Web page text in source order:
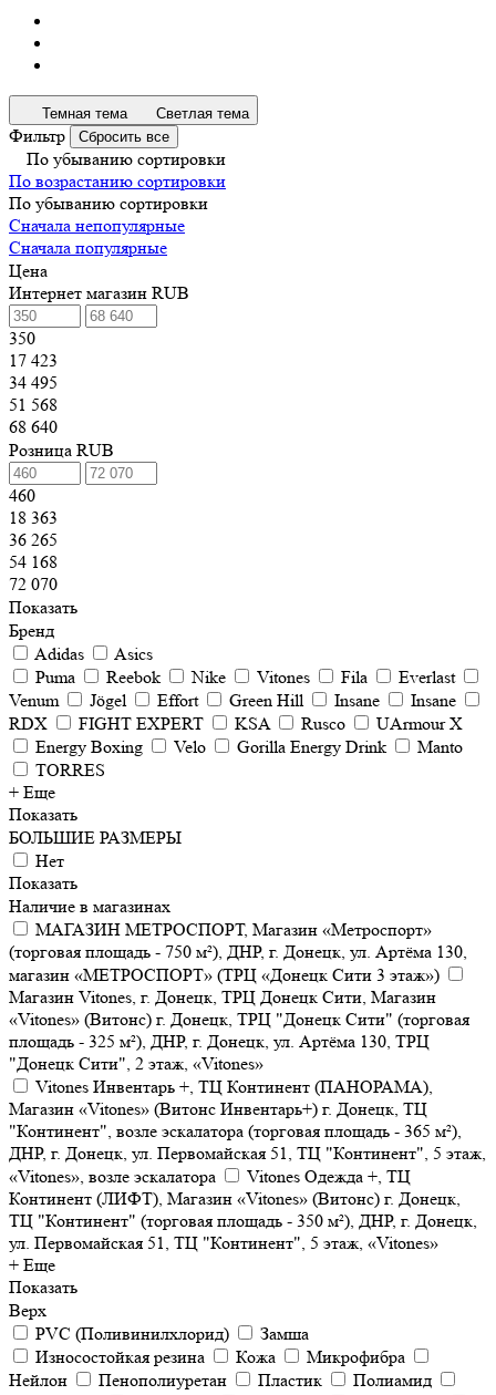
Темная тема Светлая тема
Фильтр Сбросить все
По убыванию сортировки
По возрастанию сортировки
По убыванию сортировки
Сначала непопулярные
Сначала популярные
Цена
Интернет магазин RUB
350
17 423
34 495
51 568
68 640
Розница RUB
460
18 363
36 265
54 168
72 070
Показать
Бренд
Adidas
Asics
Puma
Reebok Nike Vitones Fila
Everlast
Venum
Jögel Effort Green Hill Insane
Insane
RDX
FIGHT EXPERT KSA Rusco
UArmour X
Energy Boxing
Velo Gorilla Energy Drink
Manto
TORRES
+ Еще
Показать
БОЛЬШИЕ РАЗМЕРЫ
Нет
Показать
Наличие в магазинах
МАГАЗИН МЕТРОСПОРТ, Магазин «Метроспорт»
(торговая площадь - 750 м²), ДНР, г. Донецк, ул. Артёма 130,
магазин «МЕТРОСПОРТ» (ТРЦ «Донецк Сити 3 этаж»)
Магазин Vitones, г. Донецк, ТРЦ Донецк Сити, Магазин
«Vitones» (Витонс) г. Донецк, ТРЦ "Донецк Сити" (торговая
площадь - 325 м²), ДНР, г. Донецк, ул. Артёма 130, ТРЦ
"Донецк Сити", 2 этаж, «Vitones»
Vitones Инвентарь +, ТЦ Континент (ПАНОРАМА),
Магазин «Vitones» (Витонс Инвентарь+) г. Донецк, ТЦ
"Континент", возле эскалатора (торговая площадь - 365 м²),
ДНР, г. Донецк, ул. Первомайская 51, ТЦ "Континент", 5 этаж,
«Vitones», возле эскалатора
Vitones Одежда +, ТЦ
Континент (ЛИФТ), Магазин «Vitones» (Витонс) г. Донецк,
ТЦ "Континент" (торговая площадь - 350 м²), ДНР, г. Донецк,
ул. Первомайская 51, ТЦ "Континент", 5 этаж, «Vitones»
+ Еще
Показать
Верх
PVC (Поливинилхлорид)
Замша
Износостойкая резина
Кожа
Микрофибра
Нейлон
Пенополиуретан Пластик
Полиамид